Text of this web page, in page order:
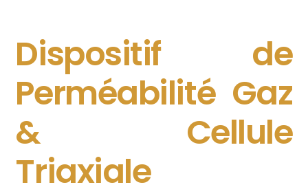
Dispositif de
Perméabilité Gaz
& Cellule
Triaxiale